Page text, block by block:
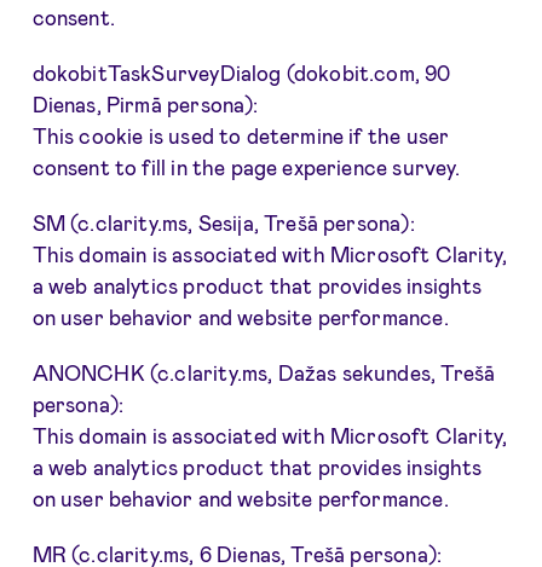
consent.
dokobitTaskSurveyDialog (dokobit.com, 90
Dienas, Pirmā persona):
This cookie is used to determine if the user
consent to fill in the page experience survey.
SM (c.clarity.ms, Sesija, Trešā persona):
This domain is associated with Microsoft Clarity,
a web analytics product that provides insights
on user behavior and website performance.
ANONCHK (c.clarity.ms, Dažas sekundes, Trešā
persona):
This domain is associated with Microsoft Clarity,
a web analytics product that provides insights
on user behavior and website performance.
MR (c.clarity.ms, 6 Dienas, Trešā persona):